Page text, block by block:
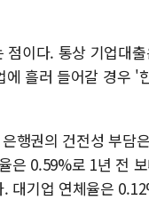
이다. 통상 기업대
흘러 들어갈 경우 '
행권의 건전성 부담
은 0.59%로 1년 전
대기업 연체율은